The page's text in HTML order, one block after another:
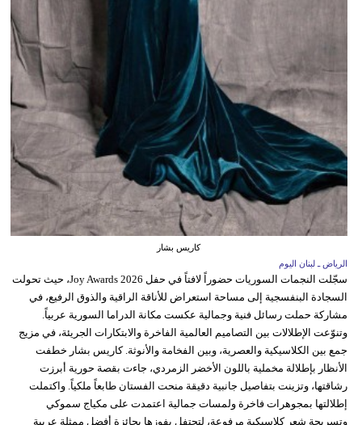
كاريس بشار
الرياض ـ لبنان اليوم
سجّلت النجمات السوريات حضوراً لافتاً في حفل Joy Awards 2026، حيث تحولت
السجادة البنفسجية إلى مساحة استعراض للأناقة الراقية والذوق الرفيع، في
مشاركة حملت رسائل فنية وجمالية عكست مكانة الدراما السورية عربياً.
وتنوّعت الإطلالات بين التصاميم العالمية الفاخرة والابتكارات الجريئة، في مزيج
جمع بين الكلاسيكية والعصرية، وبين الفخامة والأنوثة. كاريس بشار خطفت
الأنظار بإطلالة مخملية باللون الأخضر الزمردي، جاءت بقصة حورية أبرزت
رشاقتها، وتزينت بتفاصيل جانبية دقيقة منحت الفستان طابعاً ملكياً. واكتملت
إطلالتها بمجوهرات فاخرة ولمسات جمالية اعتمدت على مكياج سموكي
وتسريحة شعر كلاسيكية مرفوعة، لتحتفل بفوزها بجائزة أفضل ممثلة عربية